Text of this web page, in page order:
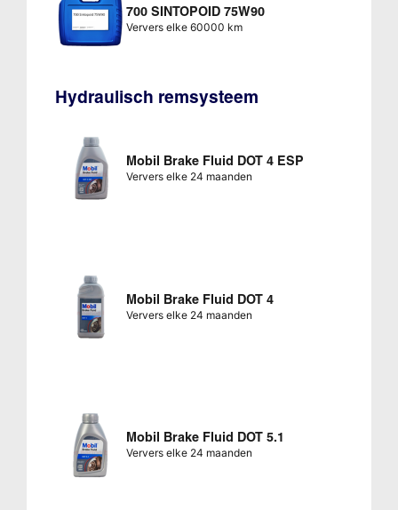
700 SINTOPOID 75W90
Ververs elke 60000 km
Hydraulisch remsysteem
Mobil Brake Fluid DOT 4 ESP
Ververs elke 24 maanden
Mobil Brake Fluid DOT 4
Ververs elke 24 maanden
Mobil Brake Fluid DOT 5.1
Ververs elke 24 maanden